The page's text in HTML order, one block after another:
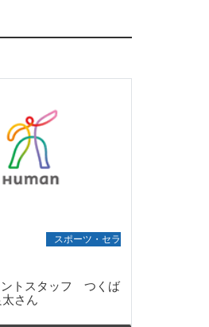
スポーツ・セラ
ントスタッフ つくば
さん